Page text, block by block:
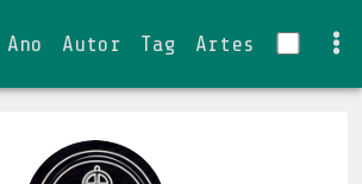
Ano Autor Tag Artes